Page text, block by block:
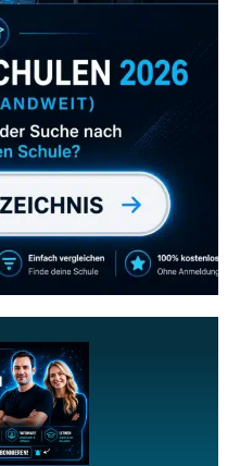
uns auch
gefallen!
KANAL